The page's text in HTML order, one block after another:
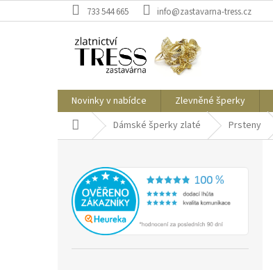
na
733 544 665 info@zastavarna-tress.cz
Novinky v nabídce Zlevněné šperky
Domů Dámské šperky zlaté Prsteny